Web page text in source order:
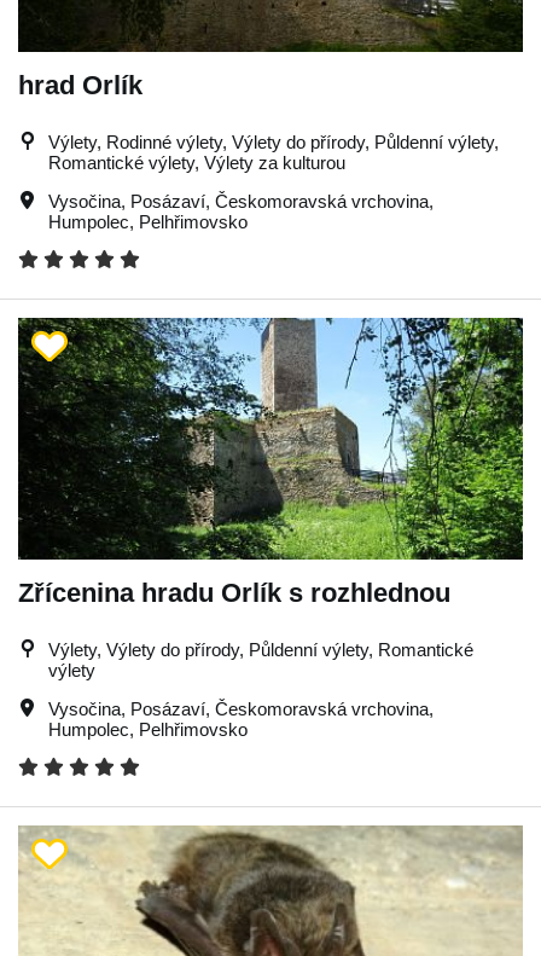
hrad Orlík
Výlety, Rodinné výlety, Výlety do přírody, Půldenní výlety,
Romantické výlety, Výlety za kulturou
Vysočina, Posázaví, Českomoravská vrchovina,
Humpolec, Pelhřimovsko
Zřícenina hradu Orlík s rozhlednou
Výlety, Výlety do přírody, Půldenní výlety, Romantické
výlety
Vysočina, Posázaví, Českomoravská vrchovina,
Humpolec, Pelhřimovsko